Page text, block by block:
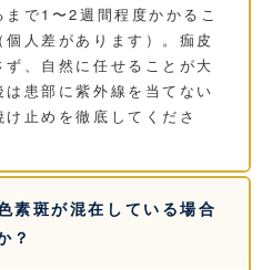
で1〜2週間程度かかるこ
個人差があります）。痂皮
ず、自然に任せることが大
患部に紫外線を当てない
止めを徹底してくださ
素斑が混在している場合
？